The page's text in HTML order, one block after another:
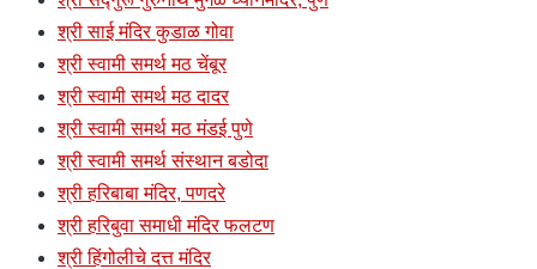
श्री साई मंदिर कुडाळ गोवा
श्री स्वामी समर्थ मठ चेंबूर
श्री स्वामी समर्थ मठ दादर
श्री स्वामी समर्थ मठ मंडई पुणे
श्री स्वामी समर्थ संस्थान बडोदा
श्री हरिबाबा मंदिर, पणदरे
श्री हरिबुवा समाधी मंदिर फलटण
श्री हिंगोलीचे दत्त मंदिर